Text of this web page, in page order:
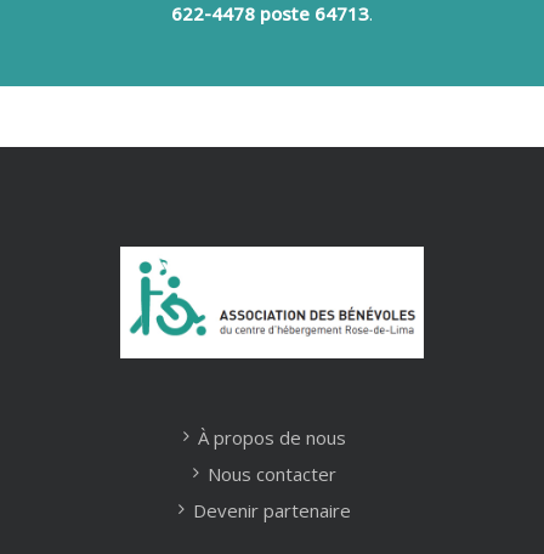
622-4478 poste 64713.
À propos de nous
Nous contacter
Devenir partenaire